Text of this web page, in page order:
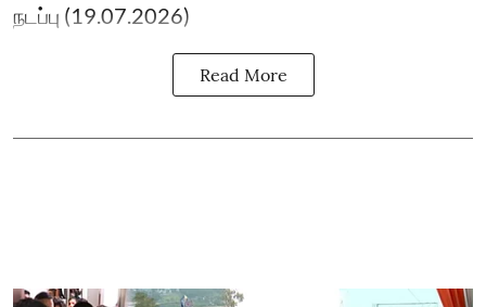
நடப்பு (19.07.2026)
Read More